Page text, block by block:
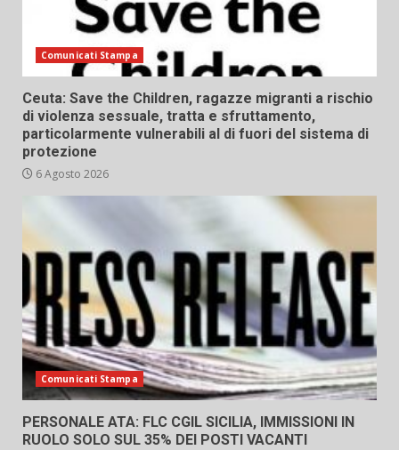
Comunicati Stampa
Ceuta: Save the Children, ragazze migranti a rischio
di violenza sessuale, tratta e sfruttamento,
particolarmente vulnerabili al di fuori del sistema di
protezione
6 Agosto 2026
Comunicati Stampa
PERSONALE ATA: FLC CGIL SICILIA, IMMISSIONI IN
RUOLO SOLO SUL 35% DEI POSTI VACANTI